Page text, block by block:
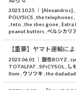
2023.10.25 [Alexandros]
POLYSICS the telephones
teto the shes gone Extra
peanut butters ペルシカリ
【重要】ヤマト運輸に
2023.06.01 銀杏BOYZ
TOTALFAT SPiCYSOL し
Item
ウソツキ the